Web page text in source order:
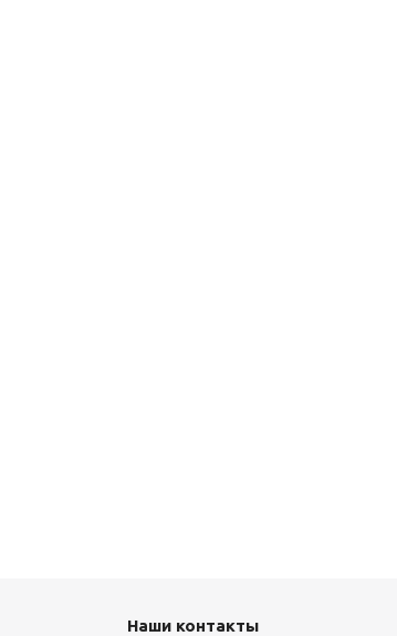
Наши контакты